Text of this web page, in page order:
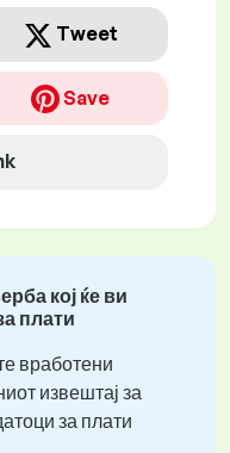
Tweet
Save
кој ќе ви
плати
вработени
извештај за
за плати